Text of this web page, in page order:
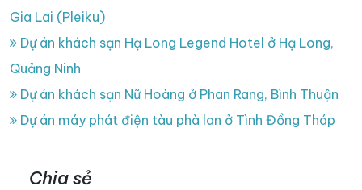
Gia Lai (Pleiku)
Dự án khách sạn Hạ Long Legend Hotel ở Hạ Long,
Quảng Ninh
Dự án khách sạn Nữ Hoàng ở Phan Rang, Bình Thuận
Dự án máy phát điện tàu phà lan ở Tình Đồng Tháp
Chia sẻ